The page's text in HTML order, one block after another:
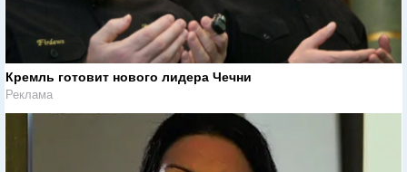
Кремль готовит нового лидера Чечни
Реклама